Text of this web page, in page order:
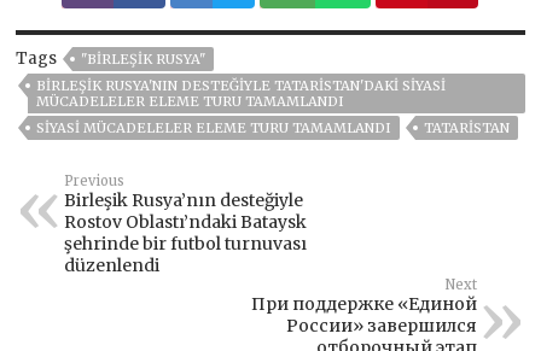
Tags
"BIRLEŞIK RUSYA"
BIRLEŞIK RUSYA'NIN DESTEĞIYLE TATARISTAN'DAKI SIYASI
MÜCADELELER ELEME TURU TAMAMLANDI
SIYASI MÜCADELELER ELEME TURU TAMAMLANDI
TATARISTAN
Previous
Birleşik Rusya’nın desteğiyle
Rostov Oblastı’ndaki Bataysk
şehrinde bir futbol turnuvası
düzenlendi
Next
При поддержке «Единой
России» завершился